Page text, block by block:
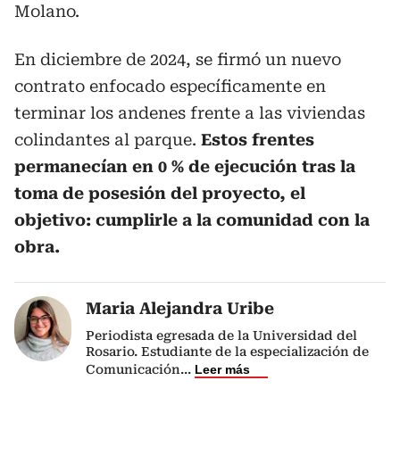
Molano.
En diciembre de 2024, se firmó un nuevo
contrato enfocado específicamente en
terminar los andenes frente a las viviendas
colindantes al parque. Estos frentes
permanecían en 0 % de ejecución tras la
toma de posesión del proyecto, el
objetivo: cumplirle a la comunidad con la
obra.
Maria Alejandra Uribe
Periodista egresada de la Universidad del
Rosario. Estudiante de la especialización de
Comunicación... Leer más